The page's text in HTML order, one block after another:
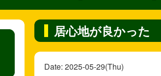
居心地が良かった
Date: 2025-05-29(Thu)